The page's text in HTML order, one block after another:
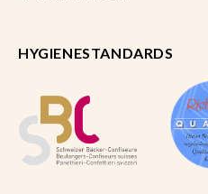
HYGIENESTANDARDS